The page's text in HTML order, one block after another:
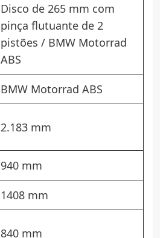
Disco de 265 mm com
pinça flutuante de 2
pistões / BMW Motorrad
ABS
BMW Motorrad ABS
2.183 mm
940 mm
1408 mm
840 mm